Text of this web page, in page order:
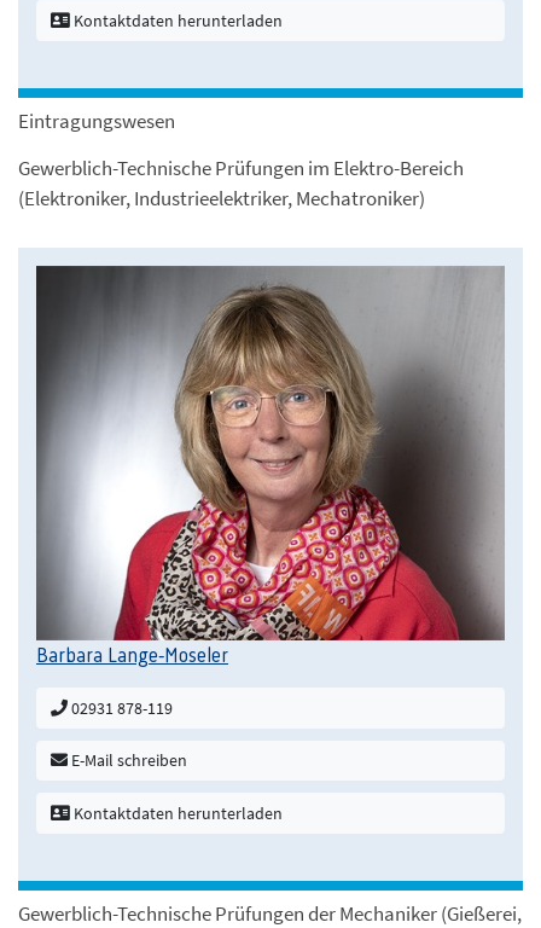
Kontaktdaten herunterladen
Eintragungswesen
Gewerblich-Technische Prüfungen im Elektro-Bereich
(Elektroniker, Industrieelektriker, Mechatroniker)
Barbara Lange-Moseler
02931 878-119
E-Mail schreiben
Kontaktdaten herunterladen
Gewerblich-Technische Prüfungen der Mechaniker (Gießerei,